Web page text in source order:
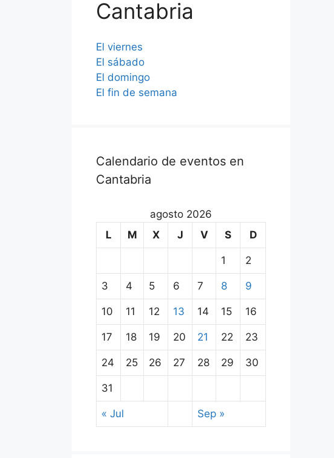
Cantabria
El viernes
El sábado
El domingo
El fin de semana
Calendario de eventos en
Cantabria
agosto 2026
L
M X J V S D
1 2
3 4 5 6 7 8 9
10 11 12 13 14 15 16
17 18 19 20 21 22 23
24 25 26 27 28 29 30
31
« Jul Sep »